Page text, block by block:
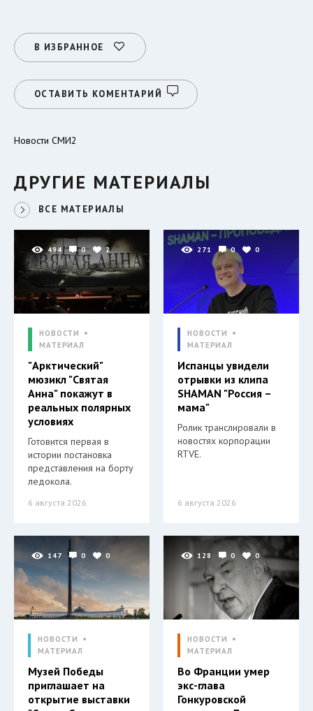
В ИЗБРАННОЕ
ОСТАВИТЬ КОМЕНТАРИЙ
Новости СМИ2
ДРУГИЕ МАТЕРИАЛЫ
ВСЕ МАТЕРИАЛЫ
494 0 2
НОВОСТИ
МАТЕРИАЛ
"Арктический"
мюзикл "Святая
Анна" покажут в
реальных полярных
условиях
Готовится первая в
истории постановка
представления на борту
ледокола.
6 августа 2026
271 0 0
НОВОСТИ
МАТЕРИАЛ
Испанцы увидели
отрывки из клипа
SHAMAN "Россия –
мама"
Ролик транслировали в
новостях корпорации
RTVE.
6 августа 2026
147 0 0
НОВОСТИ
МАТЕРИАЛ
Музей Победы
приглашает на
открытие выставки
128 0 0
НОВОСТИ
МАТЕРИАЛ
Во Франции умер
экс-глава
Гонкуровской